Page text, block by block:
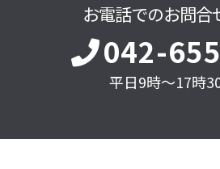
お電話でのお問合
042-
平日9時～17時